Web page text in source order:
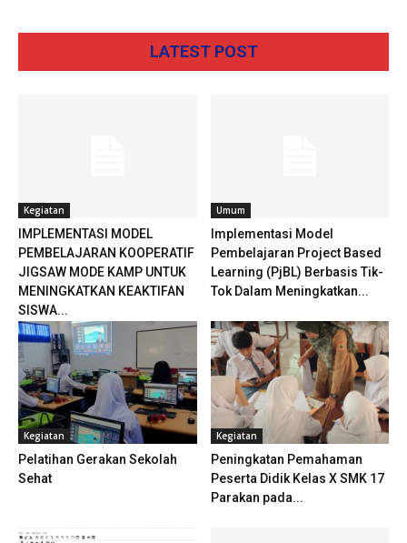
LATEST POST
Kegiatan
IMPLEMENTASI MODEL
PEMBELAJARAN KOOPERATIF
JIGSAW MODE KAMP UNTUK
MENINGKATKAN KEAKTIFAN
SISWA...
Umum
Implementasi Model
Pembelajaran Project Based
Learning (PjBL) Berbasis Tik-
Tok Dalam Meningkatkan...
Kegiatan
Pelatihan Gerakan Sekolah
Sehat
Kegiatan
Peningkatan Pemahaman
Peserta Didik Kelas X SMK 17
Parakan pada...